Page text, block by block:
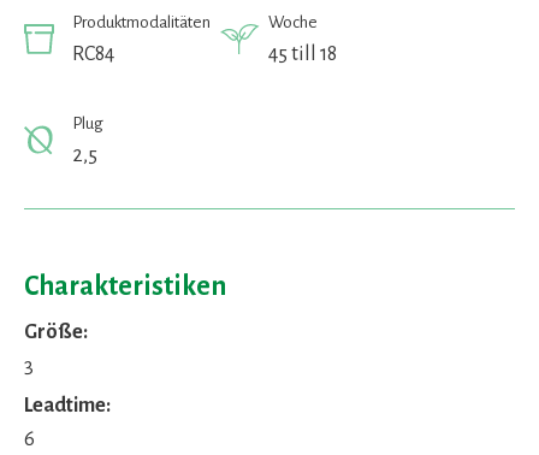
Produktmodalitäten
RC84
Woche
45 till 18
Plug
2,5
Charakteristiken
Größe:
3
Leadtime:
6